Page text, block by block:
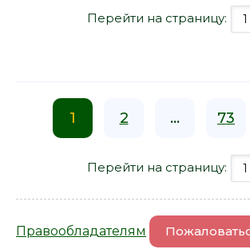
Перейти на страницу:
1 2 ... 73
Перейти на страницу:
Правообладателям